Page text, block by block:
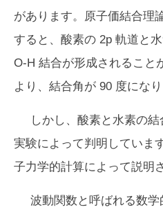
があります。原子価結合理
すると、酸素の 2p 軌道と
O-H 結合が形成されること
より、結合角が 90 度になり
しかし、酸素と水素の
実験によって判明していま
子力学的計算によって説明
波動関数と呼ばれる数